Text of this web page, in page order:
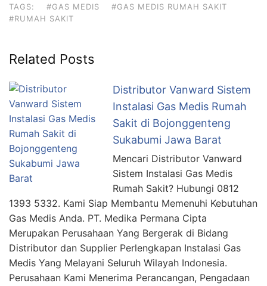
TAGS: #GAS MEDIS
#GAS MEDIS RUMAH SAKIT
#RUMAH SAKIT
Related Posts
Distributor Vanward Sistem
Instalasi Gas Medis Rumah
Sakit di Bojonggenteng
Sukabumi Jawa Barat
Mencari Distributor Vanward
Sistem Instalasi Gas Medis
Rumah Sakit? Hubungi 0812
1393 5332. Kami Siap Membantu Memenuhi Kebutuhan
Gas Medis Anda. PT. Medika Permana Cipta
Merupakan Perusahaan Yang Bergerak di Bidang
Distributor dan Supplier Perlengkapan Instalasi Gas
Medis Yang Melayani Seluruh Wilayah Indonesia.
Perusahaan Kami Menerima Perancangan, Pengadaan